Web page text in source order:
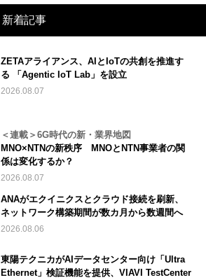
新着記事
ZETAアライアンス、AIとIoTの共創を推進す
る 「Agentic IoT Lab」を設立
2026.08.07
＜連載＞6G時代の新・業界地図
MNO×NTNの新秩序 MNOとNTN事業者の関
係は変化するか？
2026.08.07
ANAがエクイニクスとクラウド接続を刷新、
ネットワーク構築期間が数カ月から数週間へ
2026.08.06
東陽テクニカがAIデータセンター向け「Ultra
Ethernet」検証機能を提供、VIAVI TestCenter